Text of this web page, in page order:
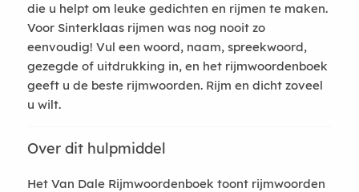
die u helpt om leuke gedichten en rijmen te maken.
Voor Sinterklaas rijmen was nog nooit zo
eenvoudig! Vul een woord, naam, spreekwoord,
gezegde of uitdrukking in, en het rijmwoordenboek
geeft u de beste rijmwoorden. Rijm en dicht zoveel
u wilt.
Over dit hulpmiddel
Het Van Dale Rijmwoordenboek toont rijmwoorden